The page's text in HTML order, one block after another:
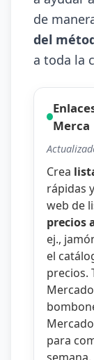
de
del
a toda la
Merca
Crea
rápidas
web de
precios
ej.,
el
precios.
para